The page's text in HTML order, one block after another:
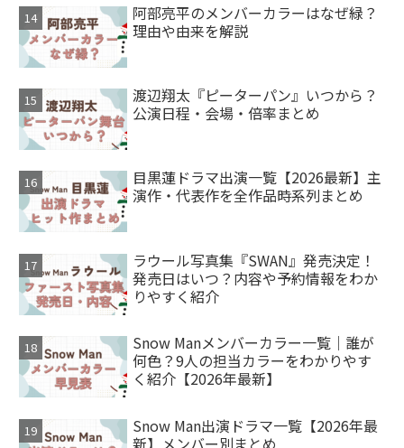
阿部亮平のメンバーカラーはなぜ緑？
理由や由来を解説
渡辺翔太『ピーターパン』いつから？
公演日程・会場・倍率まとめ
目黒蓮ドラマ出演一覧【2026最新】主
演作・代表作を全作品時系列まとめ
ラウール写真集『SWAN』発売決定！
発売日はいつ？内容や予約情報をわか
りやすく紹介
Snow Manメンバーカラー一覧｜誰が
何色？9人の担当カラーをわかりやす
く紹介【2026年最新】
Snow Man出演ドラマ一覧【2026年最
新】メンバー別まとめ